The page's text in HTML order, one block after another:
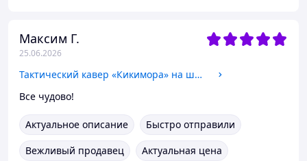
Максим Г.
25.06.2026
Тактический кавер «Кикимора» на шлем (Turkish Fabric) мультикам военный маскировочный чехол для шлема и экипировки
Все чудово!
Актуальное описание
Быстро отправили
Вежливый продавец
Актуальная цена